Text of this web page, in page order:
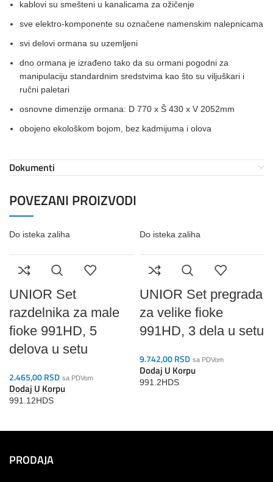
kablovi su smešteni u kanalicama za ožičenje
sve elektro-komponente su označene namenskim nalepnicama
svi delovi ormana su uzemljeni
dno ormana je izrađeno tako da su ormani pogodni za
manipulaciju standardnim sredstvima kao što su viljuškari i
ručni paletari
osnovne dimenzije ormana: D 770 x Š 430 x V 2052mm
obojeno ekološkom bojom, bez kadmijuma i olova
Dokumenti
POVEZANI PROIZVODI
Do isteka zaliha
UNIOR Set
razdelnika za male
fioke 991HD, 5
delova u setu
2.465,00RSD sa PDVom
Dodaj U Korpu
991.12HDS
Do isteka zaliha
UNIOR Set pregrada
za velike fioke
991HD, 3 dela u setu
9.742,00RSD sa PDVom
Dodaj U Korpu
991.2HDS
PRODAJA